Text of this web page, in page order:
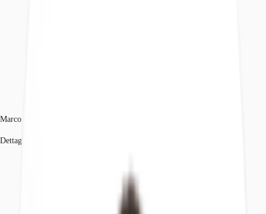
Marco Pancotti
Dettagli dell'agente